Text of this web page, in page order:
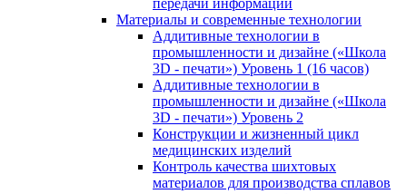
Материалы и современные технологии
Аддитивные технологии в
промышленности и дизайне («Школа
3D - печати») Уровень 1 (16 часов)
Аддитивные технологии в
промышленности и дизайне («Школа
3D - печати») Уровень 2
Конструкции и жизненный цикл
медицинских изделий
Контроль качества шихтовых
материалов для производства сплавов